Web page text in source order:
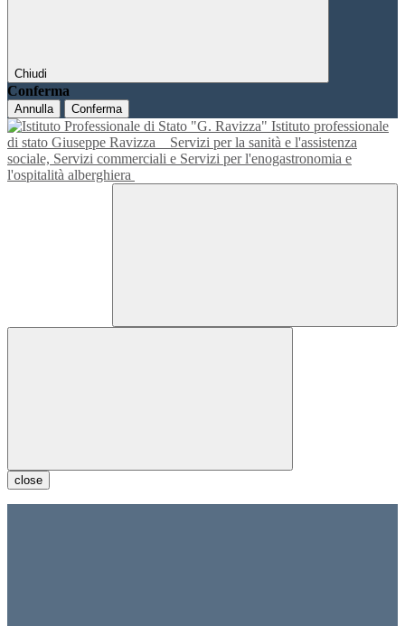
Chiudi
Conferma
Annulla Conferma
Istituto professionale
di stato Giuseppe Ravizza
Servizi per la sanità e l'assistenza
sociale, Servizi commerciali e Servizi per l'enogastronomia e
l'ospitalità alberghiera
close